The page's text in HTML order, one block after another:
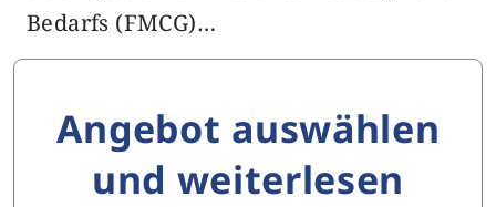
Bedarfs (FMCG)…
Angebot auswählen
und weiterlesen